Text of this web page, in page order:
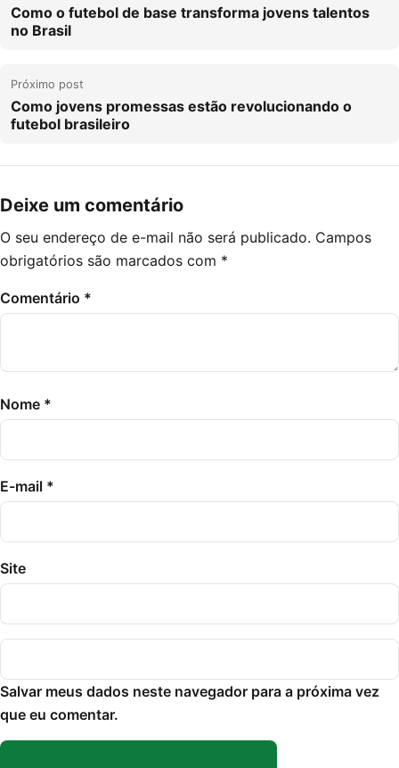
Como o futebol de base transforma jovens talentos
no Brasil
Próximo post
Como jovens promessas estão revolucionando o
futebol brasileiro
Deixe um comentário
O seu endereço de e-mail não será publicado. Campos
obrigatórios são marcados com *
Comentário *
Nome *
E-mail *
Site
Salvar meus dados neste navegador para a próxima vez
que eu comentar.